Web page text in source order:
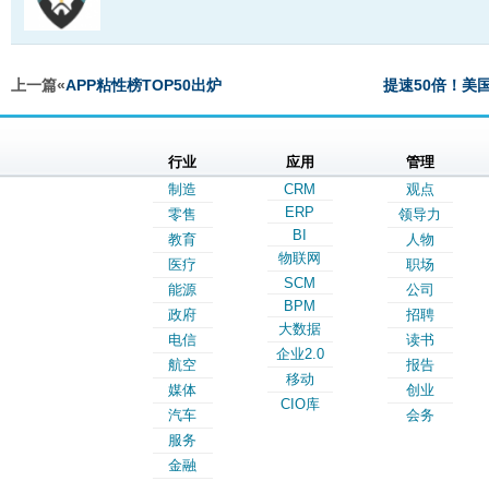
上一篇«APP粘性榜TOP50出炉 提速50倍！美
行业
制造
零售
教育
医疗
能源
政府
电信
航空
媒体
汽车
服务
金融
应用
CRM
ERP
BI
物联网
SCM
BPM
大数据
企业2.0
移动
CIO库
管理
观点
领导力
人物
职场
公司
招聘
读书
报告
创业
会务